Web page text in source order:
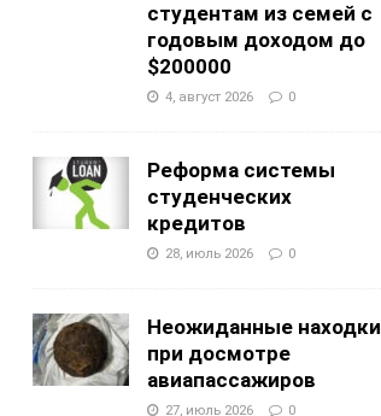
студентам из семей с
годовым доходом до
$200000
4, август 2026 0
Реформа системы
студенческих
кредитов
28, июль 2026 0
Неожиданные находки
при досмотре
авиапассажиров
27, июль 2026 0